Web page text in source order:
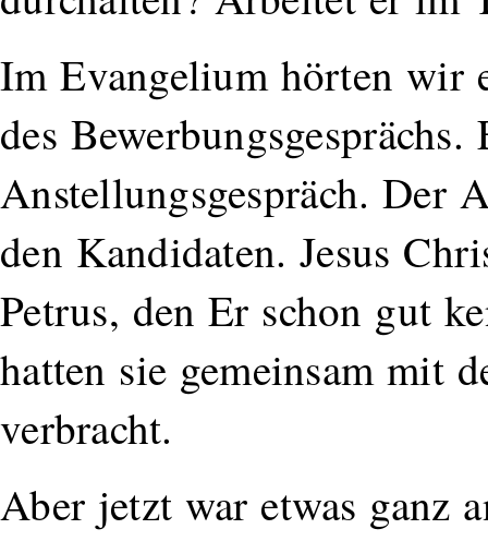
Im Evangelium hörten wir
des
Anstellungsgespräch. Der
den Kandidaten. Jesus
Petrus, den Er schon gut
hatten sie gemeinsam mit
verbracht.
Aber jetzt war etwas ganz